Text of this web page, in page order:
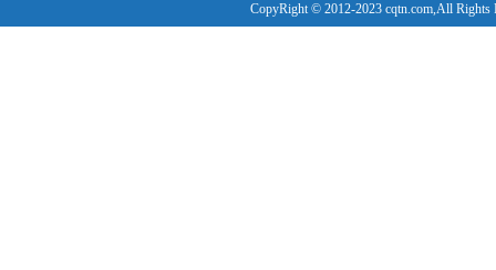
CopyRight © 2012-2023 cqtn.com,All Rights